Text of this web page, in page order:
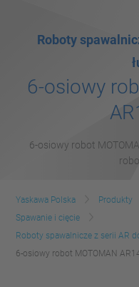
Roboty
6-osiowy
6-osiowy robot
Yaskawa Polska Produkty
Spawanie i cięcie
Roboty spawalnicze z serii AR
6-osiowy robot MOTOMAN